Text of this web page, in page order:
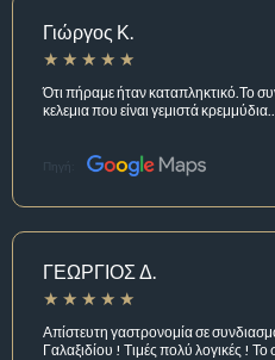
Γιώργος Κ.
Ότι πήραμε ήταν καταπληκτικό.Το
κελεμια που είναι γεμιστά κρεμμύδια..
Πηγή:
ΓΕΩΡΓΙΟΣ Δ.
Απίστευτη γαστρονομία σε
Γαλαξιδίου ! Τιμές πολύ λογικές !